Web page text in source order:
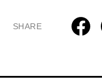
SHARE